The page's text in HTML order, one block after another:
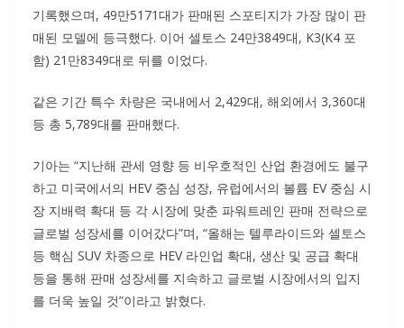
기록했으며, 49만5171대가 판매된 스포티지가 가장 많이 판
매된 모델에 등극했다. 이어 셀토스 24만3849대, K3(K4 포
함) 21만8349대로 뒤를 이었다.
같은 기간 특수 차량은 국내에서 2,429대, 해외에서 3,360대
등 총 5,789대를 판매했다.
기아는 “지난해 관세 영향 등 비우호적인 산업 환경에도 불구
하고 미국에서의 HEV 중심 성장, 유럽에서의 볼륨 EV 중심 시
장 지배력 확대 등 각 시장에 맞춘 파워트레인 판매 전략으로
글로벌 성장세를 이어갔다”며, “올해는 텔루라이드와 셀토스
등 핵심 SUV 차종으로 HEV 라인업 확대, 생산 및 공급 확대
등을 통해 판매 성장세를 지속하고 글로벌 시장에서의 입지
를 더욱 높일 것”이라고 밝혔다.